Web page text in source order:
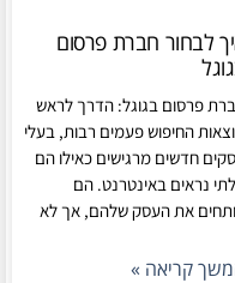
לבחור חברת פרסום
פרסום בגוגל: הדרך לראש
החיפוש פעמים רבות, בעלי
חדשים מרגישים כאילו הם
נראים באינטרנט. הם
את העסק שלהם, אך לא
קריאה »